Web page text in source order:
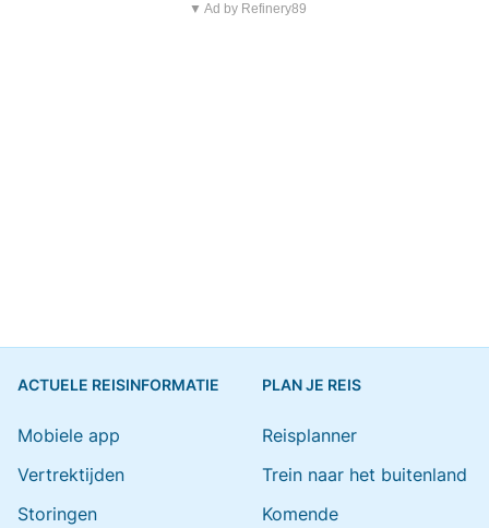
▼ Ad by Refinery89
ACTUELE REISINFORMATIE
Mobiele app
Vertrektijden
Storingen
PLAN JE REIS
Reisplanner
Trein naar het buitenland
Komende